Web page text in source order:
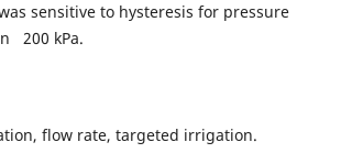
sensitive to hysteresis for pressure
200 kPa.
flow rate, targeted irrigation.